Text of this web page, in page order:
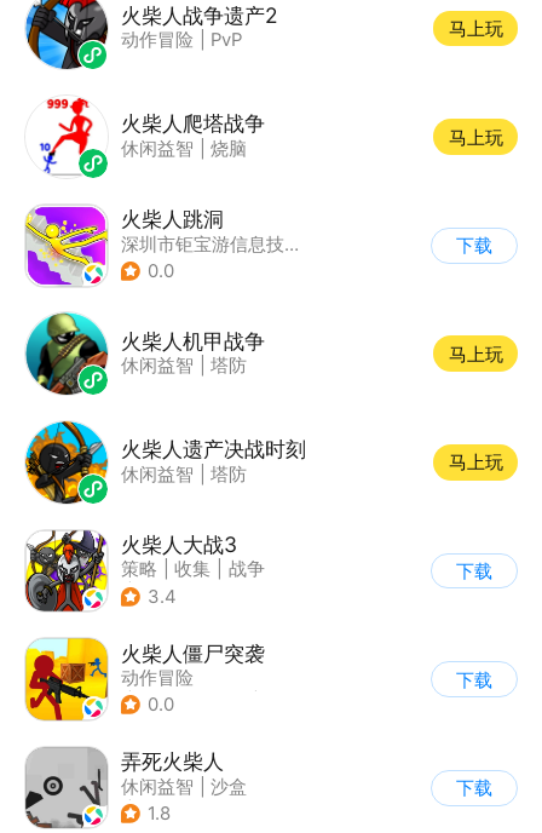
火柴人战争遗产2
动作冒险 PvP
马上玩
火柴人爬塔战争
休闲益智 烧脑
马上玩
火柴人跳洞
深圳市钜宝游信息技术有限公司
0.0
下载
火柴人机甲战争
休闲益智 塔防
马上玩
火柴人遗产决战时刻
休闲益智 塔防
马上玩
火柴人大战3
策略 收集
战争
| 火柴人
3.4
下载
火柴人僵尸突袭
动作冒险
| 第三人称射击
0.0
下载
弄死火柴人
休闲益智
沙盒
| 火柴人
1.8
下载